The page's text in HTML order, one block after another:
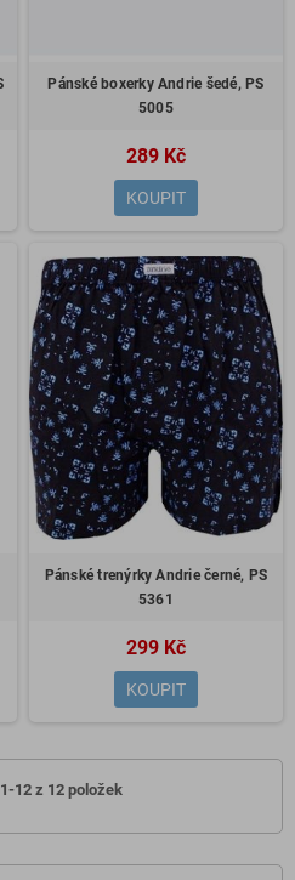
Pánské boxerky Andrie šedé, PS
5005
289 Kč
KOUPIT
Pánské trenýrky Andrie černé, PS
5361
299 Kč
KOUPIT
12 z 12 položek